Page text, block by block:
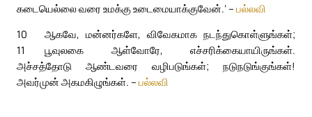
கடையெல்லை வரை உமக்கு உடைமையாக்குவேன்.’ – பல்லவி
10
ஆகவே, மன்னர்களே, விவேகமாக நடந்துகொள்ளுங்கள்;
பூவுலகை ஆள்வோரே, எச்சரிக்கையாயிருங்கள்.
11
அச்சத்தோடு ஆண்டவரை வழிபடுங்கள்; நடுநடுங்குங்கள்!
அவர்முன் அகமகிழுங்கள். – பல்லவி